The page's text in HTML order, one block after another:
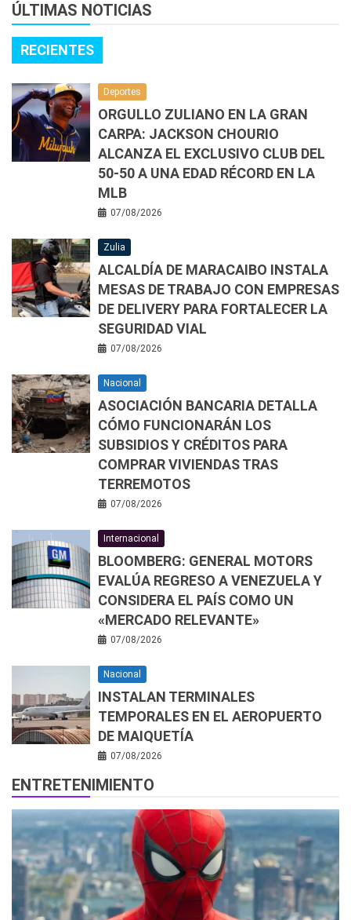
ÚLTIMAS NOTICIAS
RECIENTES
Deportes
ORGULLO ZULIANO EN LA GRAN
CARPA: JACKSON CHOURIO
ALCANZA EL EXCLUSIVO CLUB DEL
50-50 A UNA EDAD RÉCORD EN LA
MLB
07/08/2026
Zulia
ALCALDÍA DE MARACAIBO INSTALA
MESAS DE TRABAJO CON EMPRESAS
DE DELIVERY PARA FORTALECER LA
SEGURIDAD VIAL
07/08/2026
Nacional
ASOCIACIÓN BANCARIA DETALLA
CÓMO FUNCIONARÁN LOS
SUBSIDIOS Y CRÉDITOS PARA
COMPRAR VIVIENDAS TRAS
TERREMOTOS
07/08/2026
Internacional
BLOOMBERG: GENERAL MOTORS
EVALÚA REGRESO A VENEZUELA Y
CONSIDERA EL PAÍS COMO UN
«MERCADO RELEVANTE»
07/08/2026
Nacional
INSTALAN TERMINALES
TEMPORALES EN EL AEROPUERTO
DE MAIQUETÍA
07/08/2026
ENTRETENIMIENTO